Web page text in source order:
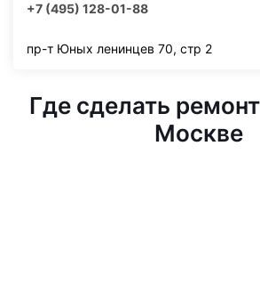
+7 (495) 128-01-88
пр-т Юных ленинцев 70, стр 2
Где сделать
Москве